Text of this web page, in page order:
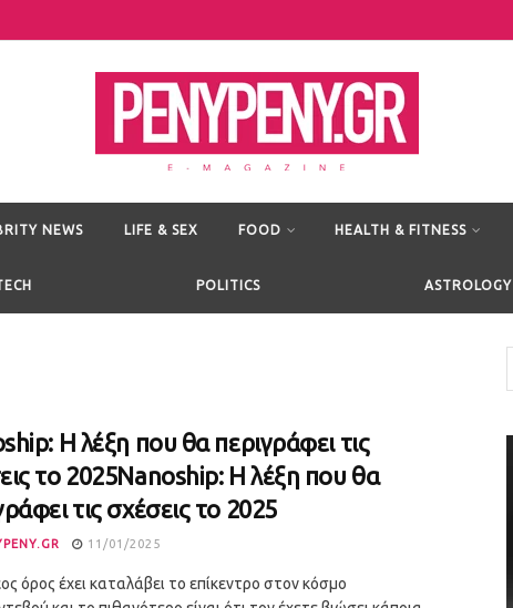
NEWS LIFE & SEX FOOD HEALTH & FITNESS
POLITICS ASTROLOGY
Η λέξη που θα περιγράφει τις
το 2025Nanoship: Η λέξη που θα
τις σχέσεις το 2025
11/01/2025
όρος έχει καταλάβει το επίκεντρο στον κόσμο